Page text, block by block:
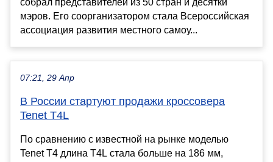
мэров. Его соорганизатором стала Всероссийская
ассоциация развития местного самоу...
07:21, 29 Апр
В России стартуют продажи кроссовера
Tenet T4L
По сравнению с известной на рынке моделью
Tenet T4 длина T4L стала больше на 186 мм,